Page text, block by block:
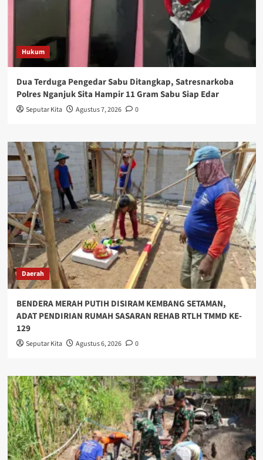
Hukum
Dua Terduga Pengedar Sabu Ditangkap, Satresnarkoba
Polres Nganjuk Sita Hampir 11 Gram Sabu Siap Edar
Seputar Kita Agustus 7, 2026 0
Daerah
BENDERA MERAH PUTIH DISIRAM KEMBANG SETAMAN,
ADAT PENDIRIAN RUMAH SASARAN REHAB RTLH TMMD KE-
129
Seputar Kita Agustus 6, 2026 0